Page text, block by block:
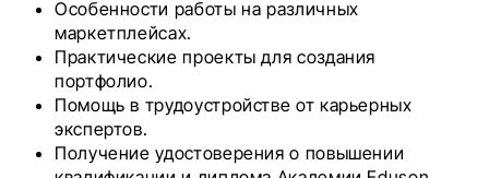
Особенности работы на различных
маркетплейсах.
Практические проекты для создания
портфолио.
Помощь в трудоустройстве от карьерных
экспертов.
Получение удостоверения о повышении